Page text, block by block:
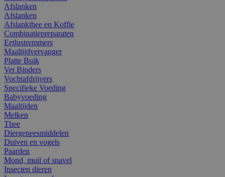
Afslanken
Afslanken
Afslankthee en Koffie
Combinatiepreparaten
Eetlustremmers
Maaltijdvervanger
Platte Buik
Vet Binders
Vochtafdrijvers
Specifieke Voeding
Babyvoeding
Maaltijden
Melken
Thee
Diergeneesmiddelen
Duiven en vogels
Paarden
Mond, muil of snavel
Insecten dieren